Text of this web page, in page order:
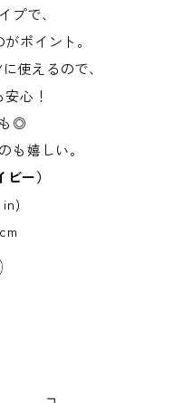
プで、
ポイント。
使えるので、
心！
◎
も嬉しい。
ー）